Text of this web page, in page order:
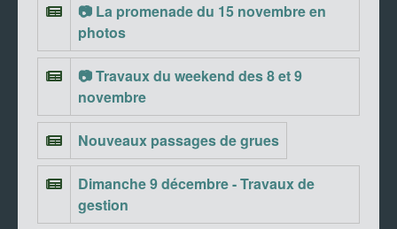
📷 La promenade du 15 novembre en
photos
📷 Travaux du weekend des 8 et 9
novembre
Nouveaux passages de grues
Dimanche 9 décembre - Travaux de
gestion